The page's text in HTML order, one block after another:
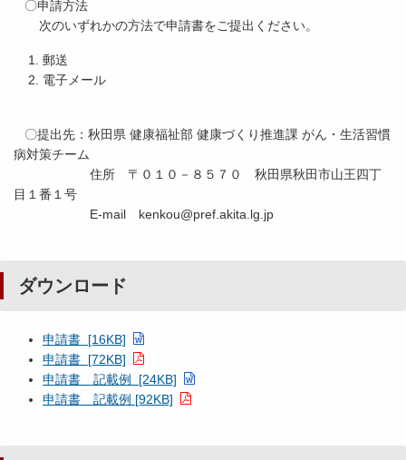
〇申請方法
次のいずれかの方法で申請書をご提出ください。
郵送
電子メール
〇提出先：秋田県 健康福祉部 健康づくり推進課 がん・生活習慣
病対策チーム
住所 〒０１０－８５７０ 秋田県秋田市山王四丁
目１番１号
E-mail kenkou@pref.akita.lg.jp
ダウンロード
申請書 [16KB]
申請書 [72KB]
申請書 記載例 [24KB]
申請書 記載例 [92KB]